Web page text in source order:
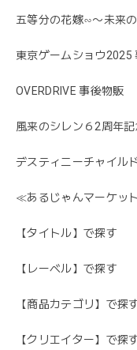
五等分の花嫁∽〜未来
東京ゲームショウ
OVERDRIVE 事後物販
風来のシレン６2周年
デスティニーチャイル
≪あるじゃんマーケッ
【タイトル】で探す
【レーベル】で探す
【商品カテゴリ】で探
【クリエイター】で探